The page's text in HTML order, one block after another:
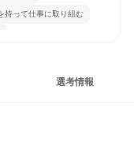
持って仕事に取り組む
選考情報